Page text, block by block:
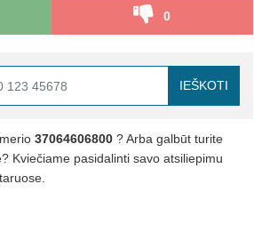
0
IEŠKOTI
37064606800 ? Arba galbūt turite
Kviečiame pasidalinti savo atsiliepimu